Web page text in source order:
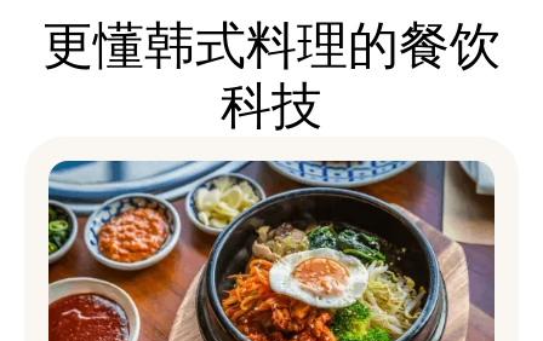
更懂韩式料理的餐饮
科技